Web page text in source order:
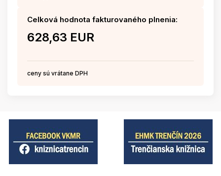
Celková hodnota fakturovaného plnenia:
628,63 EUR
ceny sú vrátane DPH